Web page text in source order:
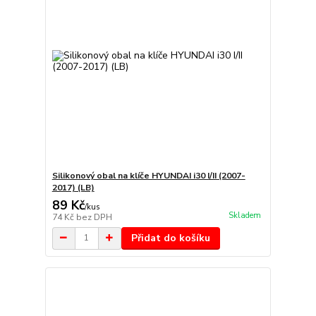
Silikonový obal na klíče HYUNDAI i30 I/II (2007-
2017) (LB)
89 Kč/kus
74 Kč bez DPH Skladem
Přidat do košíku